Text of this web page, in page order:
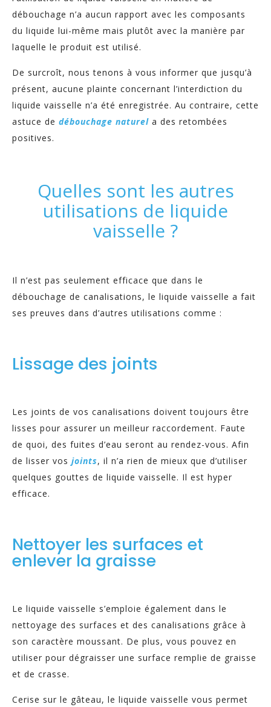
débouchage n’a aucun rapport avec les composants
du liquide lui-même mais plutôt avec la manière par
laquelle le produit est utilisé.
De surcroît, nous tenons à vous informer que jusqu’à
présent, aucune plainte concernant l’interdiction du
liquide vaisselle n’a été enregistrée. Au contraire, cette
astuce de débouchage naturel a des retombées
positives.
Quelles sont les autres
utilisations de liquide
vaisselle ?
Il n’est pas seulement efficace que dans le
débouchage de canalisations, le liquide vaisselle a fait
ses preuves dans d’autres utilisations comme :
Lissage des joints
Les joints de vos canalisations doivent toujours être
lisses pour assurer un meilleur raccordement. Faute
de quoi, des fuites d’eau seront au rendez-vous. Afin
de lisser vos joints, il n’a rien de mieux que d’utiliser
quelques gouttes de liquide vaisselle. Il est hyper
efficace.
Nettoyer les surfaces et
enlever la graisse
Le liquide vaisselle s’emploie également dans le
nettoyage des surfaces et des canalisations grâce à
son caractère moussant. De plus, vous pouvez en
utiliser pour dégraisser une surface remplie de graisse
et de crasse.
Cerise sur le gâteau, le liquide vaisselle vous permet